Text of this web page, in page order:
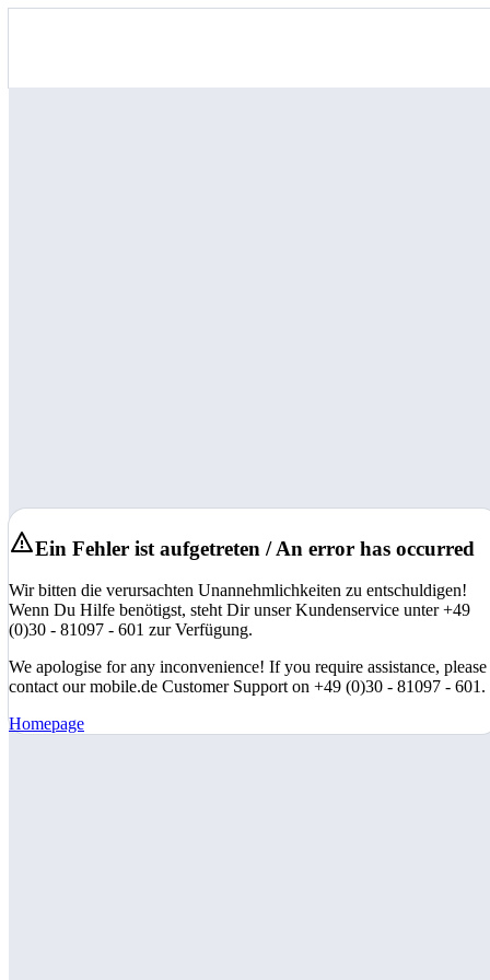
Ein Fehler ist aufgetreten / An error has occurred
Wir bitten die verursachten Unannehmlichkeiten zu entschuldigen!
Wenn Du Hilfe benötigst, steht Dir unser Kundenservice unter +49
(0)30 - 81097 - 601 zur Verfügung.
We apologise for any inconvenience! If you require assistance, please
contact our mobile.de Customer Support on +49 (0)30 - 81097 - 601.
Homepage